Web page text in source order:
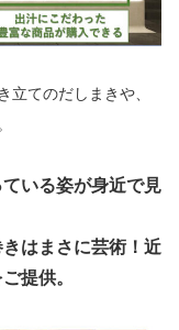
立てのだしまきや、
いる姿が身近で見
はまさに芸術！近
提供。